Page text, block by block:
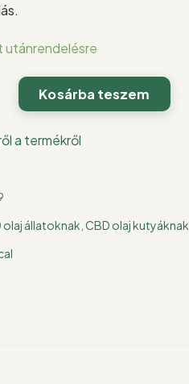
Kosárba teszem
a termékről
olaj állatoknak CBD olaj kutyáknak